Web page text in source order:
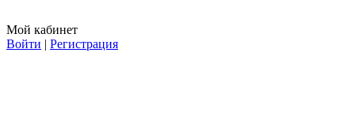
Мой кабинет
Войти | Регистрация